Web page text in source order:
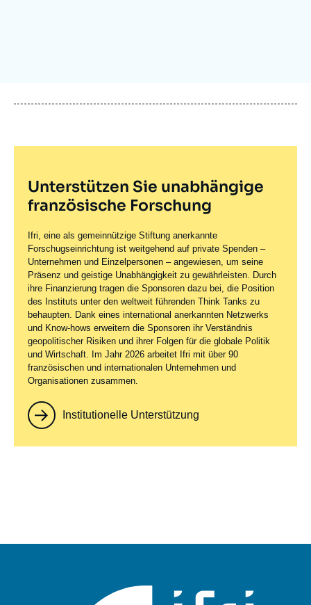
Unterstützen Sie unabhängige
französische Forschung
Ifri, eine als gemeinnützige Stiftung anerkannte
Forschugseinrichtung ist weitgehend auf private Spenden –
Unternehmen und Einzelpersonen – angewiesen, um seine
Präsenz und geistige Unabhängigkeit zu gewährleisten. Durch
ihre Finanzierung tragen die Sponsoren dazu bei, die Position
des Instituts unter den weltweit führenden Think Tanks zu
behaupten. Dank eines international anerkannten Netzwerks
und Know-hows erweitern die Sponsoren ihr Verständnis
geopolitischer Risiken und ihrer Folgen für die globale Politik
und Wirtschaft. Im Jahr 2026 arbeitet Ifri mit über 90
französischen und internationalen Unternehmen und
Organisationen zusammen.
Institutionelle Unterstützung